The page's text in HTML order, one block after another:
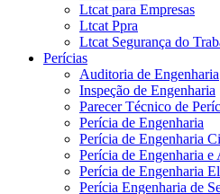
Ltcat para Empresas
Ltcat Ppra
Ltcat Segurança do
Perícias
Auditoria de Engenharia
Inspeção de Engenharia
Parecer Técnico de
Perícia de Engenharia
Perícia de Engenharia
Perícia de Engenharia e
Perícia de Engenharia
Perícia Engenharia de